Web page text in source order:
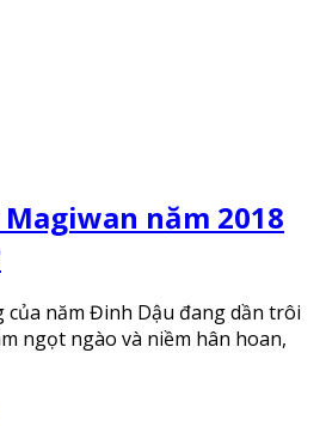
năm 2018
của năm Đinh Dậu đang dần trôi
ngọt ngào và niềm hân hoan,